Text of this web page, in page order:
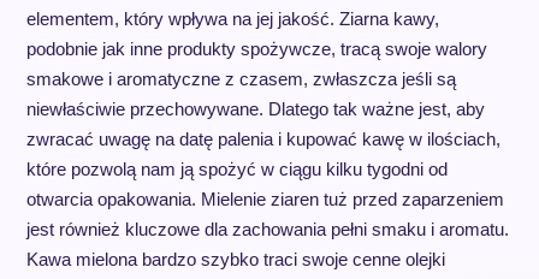
elementem, który wpływa na jej jakość. Ziarna kawy,
podobnie jak inne produkty spożywcze, tracą swoje walory
smakowe i aromatyczne z czasem, zwłaszcza jeśli są
niewłaściwie przechowywane. Dlatego tak ważne jest, aby
zwracać uwagę na datę palenia i kupować kawę w ilościach,
które pozwolą nam ją spożyć w ciągu kilku tygodni od
otwarcia opakowania. Mielenie ziaren tuż przed zaparzeniem
jest również kluczowe dla zachowania pełni smaku i aromatu.
Kawa mielona bardzo szybko traci swoje cenne olejki